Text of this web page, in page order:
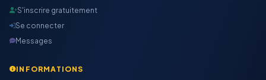
S'inscrire gratuitement
Se connecter
Messages
INFORMATIONS